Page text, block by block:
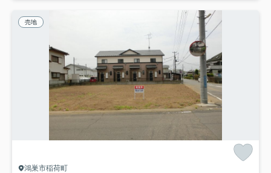
売地
鴻巣市稲荷町